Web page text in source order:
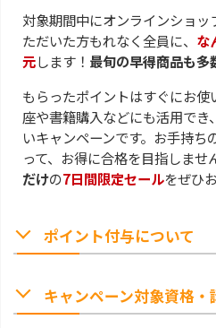
対象期間中にオンラインショ
ただいた方もれなく全員に、 な
元します！ 最旬の早得商品も多
もらったポイントはすぐにお
座や書籍購入などにも活用でき
いキャンペーンです。お手持
って、お得に合格を目指しませ
だけの7日間限定セールをぜひ
ポイント付与について
キャンペーン対象資格・